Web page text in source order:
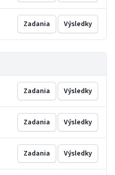
Zadania Výsledky
Zadania Výsledky
Zadania Výsledky
Zadania Výsledky